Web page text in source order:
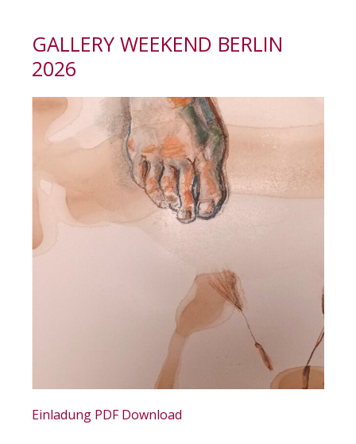
GALLERY WEEKEND BERLIN
2026
Einladung PDF Download